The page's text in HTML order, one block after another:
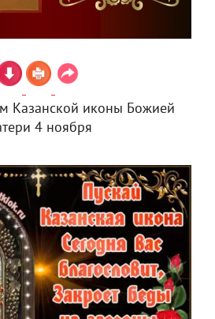
Казанской иконы Божией
4 ноября